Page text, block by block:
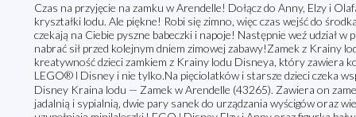
Czas na przyjęcie na zamku w Arendelle! Dołącz do Anny, Elzy i
kryształki lodu. Ale piękne! Robi się zimno, więc czas wejść do
czekają na Ciebie pyszne babeczki i napoje! Następnie weź udział
nabrać sił przed kolejnym dniem zimowej zabawy!Zamek z Krainy
kreatywność dzieci zamkiem z Krainy lodu Disneya, który zawiera
LEGO® ǀ Disney i nie tylko.Na pięciolatków i starsze dzieci czeka
Disney Kraina lodu — Zamek w Arendelle (43265). Zawiera on
jadalnią i sypialnią, dwie pary sanek do urządzania wyścigów oraz